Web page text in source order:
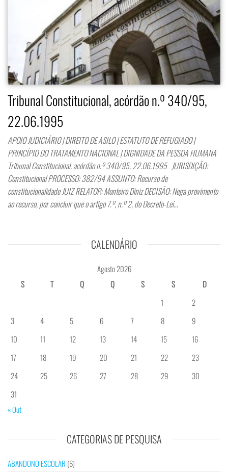
Tribunal Constitucional, acórdão n.º 340/95,
22.06.1995
APOIO JUDICIÁRIO | DIREITO DE ASILO | ESTATUTO DE REFUGIADO |
PRINCÍPIO DO TRATAMENTO NACIONAL | DIGNIDADE DA PESSOA HUMANA
Tribunal Constitucional, acórdão n.º 340/95, 22.06.1995 JURISDIÇÃO:
Constitucional PROCESSO: 382/94 ASSUNTO: Recurso de
constitucionalidade JUIZ RELATOR: Monteiro Diniz DECISÃO: Nega provimento
ao recurso, por concluir que o artigo 7.º, n.º 2, do Decreto-Lei…
CALENDÁRIO
Agosto 2026
S
T Q Q S S
D
1
2
3
4 5 6 7 8
9
10
11 12 13 14 15
16
17
18 19 20 21 22
23
24
25 26 27 28 29
30
31
« Out
CATEGORIAS DE PESQUISA
ABANDONO ESCOLAR (6)